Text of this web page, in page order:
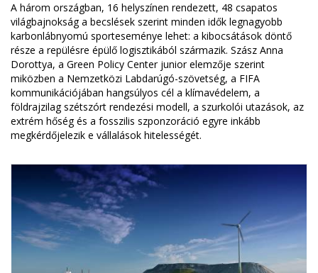
A három országban, 16 helyszínen rendezett, 48 csapatos
világbajnokság a becslések szerint minden idők legnagyobb
karbonlábnyomú sporteseménye lehet: a kibocsátások döntő
része a repülésre épülő logisztikából származik. Szász Anna
Dorottya, a Green Policy Center junior elemzője szerint
miközben a Nemzetközi Labdarúgó-szövetség, a FIFA
kommunikációjában hangsúlyos cél a klímavédelem, a
földrajzilag szétszórt rendezési modell, a szurkolói utazások, az
extrém hőség és a fosszilis szponzoráció egyre inkább
megkérdőjelezik e vállalások hitelességét.